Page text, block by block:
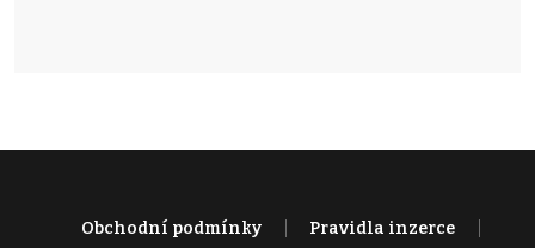
Obchodní podmínky
Pravidla inzerce